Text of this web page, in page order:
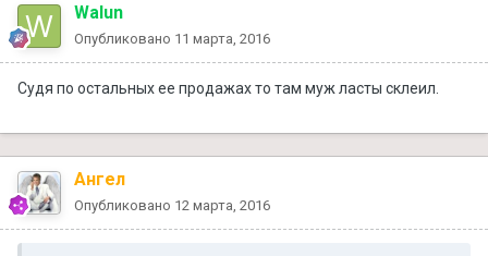
Walun
Опубликовано 11 марта, 2016
Судя по остальных ее продажах то там муж ласты склеил.
Ангел
Опубликовано 12 марта, 2016